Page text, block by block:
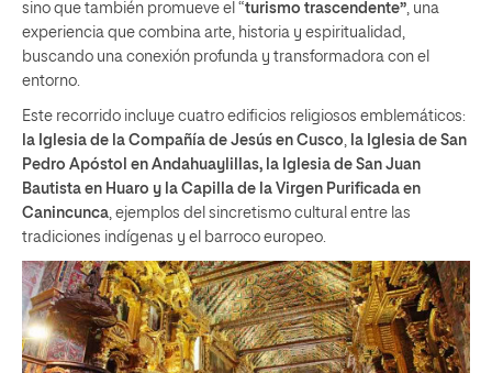
sino que también promueve el “turismo trascendente”, una
experiencia que combina arte, historia y espiritualidad,
buscando una conexión profunda y transformadora con el
entorno.
Este recorrido incluye cuatro edificios religiosos emblemáticos:
la Iglesia de la Compañía de Jesús en Cusco, la Iglesia de San
Pedro Apóstol en Andahuaylillas, la Iglesia de San Juan
Bautista en Huaro y la Capilla de la Virgen Purificada en
Canincunca, ejemplos del sincretismo cultural entre las
tradiciones indígenas y el barroco europeo.